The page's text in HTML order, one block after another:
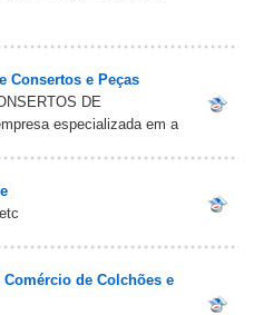
Consertos e Peças
DE
especializada em a
de Colchões e